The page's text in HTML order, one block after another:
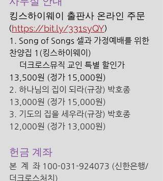
킹스하이웨이 출판사 온라인 주문
(https://bit.ly/331syQY)
1. Song of Songs 셀과 가정예배를 위한
찬양집 1(킹스하이웨이)
13,500원 (정가 15,000원)
2. 하나님의 집이 되라(규장) 박호종
13,000원 (정가 15,000원)
3. 기도의 집을 세우라(규장) 박호종
12,000원 (정가 13,000원)
헌금 계좌
본  계  좌 100-031-924073 (신한은행/
더크로스처치)